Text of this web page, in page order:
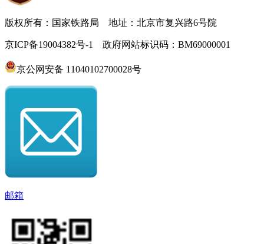
版权所有：国家铁路局 地址：北京市复兴路6号院
京ICP备19004382号-1 政府网站标识码：BM69000001
京公网安备 11040102700028号
邮箱